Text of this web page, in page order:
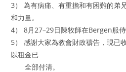
3） 為有病痛、有重擔和有困難的弟
和力量。
4） 8月27–29日陳牧師
5） 感謝大家為教會財政禱告，現已
以租金已
全部